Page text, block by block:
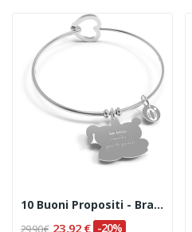
10 Buoni Propositi - Bracciale Bangle "Da Oggi...
29,90 € 23,92 € -20%